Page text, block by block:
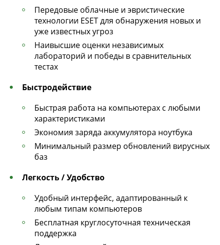
Передовые облачные и эвристические
технологии ESET для обнаружения новых и
уже известных угроз
Наивысшие оценки независимых
лабораторий и победы в сравнительных
тестах
Быстродействие
Быстрая работа на компьютерах с любыми
характеристиками
Экономия заряда аккумулятора ноутбука
Минимальный размер обновлений вирусных
баз
Легкость / Удобство
Удобный интерфейс, адаптированный к
любым типам компьютеров
Бесплатная круглосуточная техническая
поддержка